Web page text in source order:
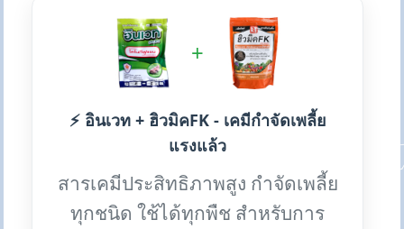
+
⚡ อินเวท + ฮิวมิคFK - เคมีกำจัดเพลี้ย
แรงแล้ว
สารเคมีประสิทธิภาพสูง กำจัดเพลี้ย
ทุกชนิด ใช้ได้ทุกพืช สำหรับการ